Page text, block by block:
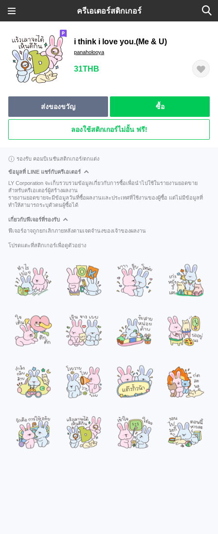
ครีเอเตอร์สติกเกอร์
i think i love you.(Me & U)
panaholooya
31THB
ส่งของขวัญ ซื้อ
ลองใช้สติกเกอร์ไม่อั้น ฟรี!
รองรับ คอมบิเนชันสติกเกอร์/ตกแต่ง
ข้อมูลที่ LINE แชร์กับครีเอเตอร์
LY Corporation จะเก็บรวบรวมข้อมูลเกี่ยวกับการซื้อเพื่อนำไปใช้ในรายงานยอดขาย
สำหรับครีเอเตอร์ผู้สร้างผลงาน
รายงานยอดขายจะมีข้อมูลวันที่ซื้อผลงานและประเทศที่ใช้งานของผู้ซื้อ แต่ไม่มีข้อมูลที่
ทำให้สามารถระบุตัวตนผู้ซื้อได้
เกี่ยวกับฟีเจอร์ที่รองรับ
ฟีเจอร์อาจถูกยกเลิกภายหลังตามเจตจำนงของเจ้าของผลงาน
โปรดแตะที่สติกเกอร์เพื่อดูตัวอย่าง